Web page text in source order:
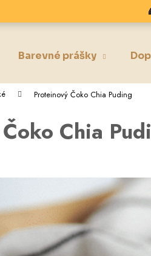
Barevné prášky
Proteinový Čoko Chia Puding
Chia